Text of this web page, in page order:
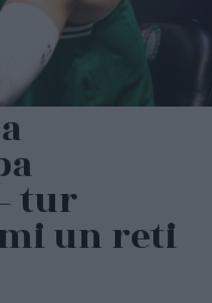
tur
un reti